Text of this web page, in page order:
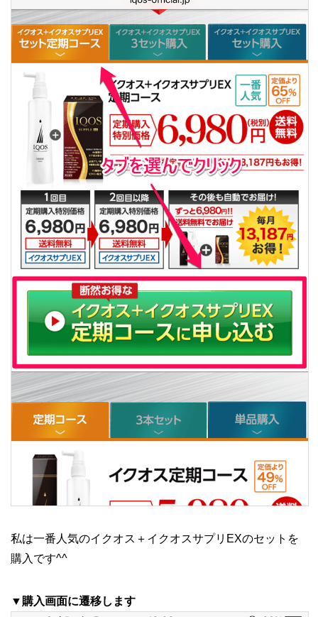
私は一番人気のイクオス＋イクオスサプリEXのセットを
購入です^^
▼購入画面に遷移します